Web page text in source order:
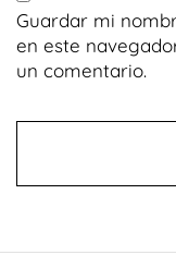
Guardar mi
en este
un comentario.